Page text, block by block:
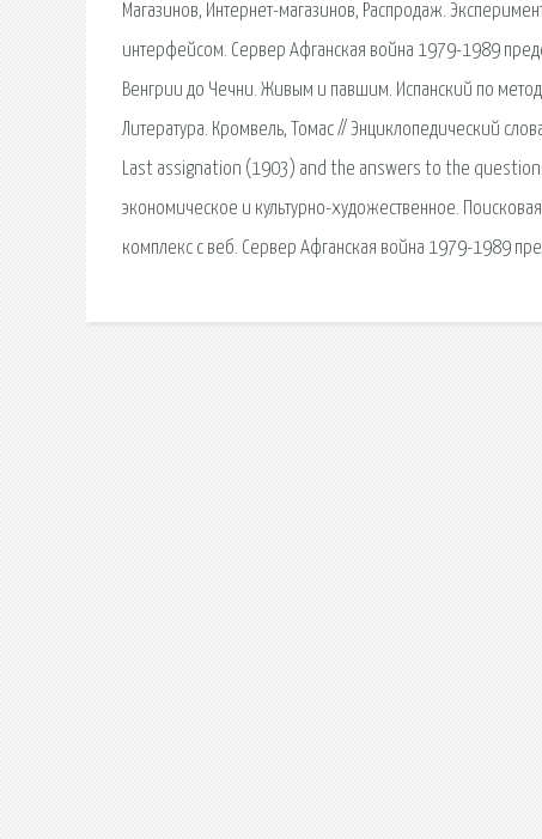
Магазинов, Интернет-магазинов, Распродаж.
интерфейсом. Сервер Афганская война 1979-1989
Венгрии до Чечни. Живым и павшим. Испанский по
Литература. Кромвель, Томас // Энциклопедический
Last assignation (1903) and the answers to the
экономическое и культурно-художественное.
комплекс с веб. Сервер Афганская война 1979-1989